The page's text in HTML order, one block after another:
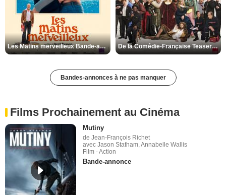
Les Matins merveilleux Bande-annonce VF De la Comédie-Française Teaser VF
Bandes-annonces à ne pas manquer
Films Prochainement au Cinéma
Mutiny
de Jean-François Richet
avec Jason Statham, Annabelle Wallis
Film - Action
Bande-annonce